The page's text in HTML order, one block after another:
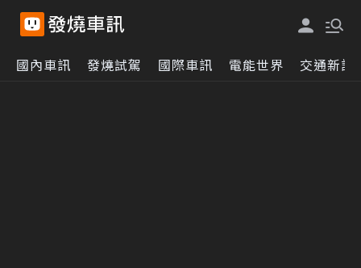
國內車訊 發燒試駕 國際車訊 電能世界 交通新訊